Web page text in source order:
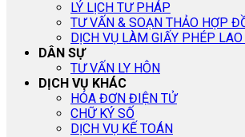
LÝ LỊCH TƯ PHÁP
TƯ VẤN & SOẠN THẢO HỢP
DỊCH VỤ LÀM GIẤY PHÉP
DÂN SỰ
TƯ VẤN LY HÔN
DỊCH VỤ KHÁC
HÓA ĐƠN ĐIỆN TỬ
CHỮ KÝ SỐ
DỊCH VỤ KẾ TOÁN